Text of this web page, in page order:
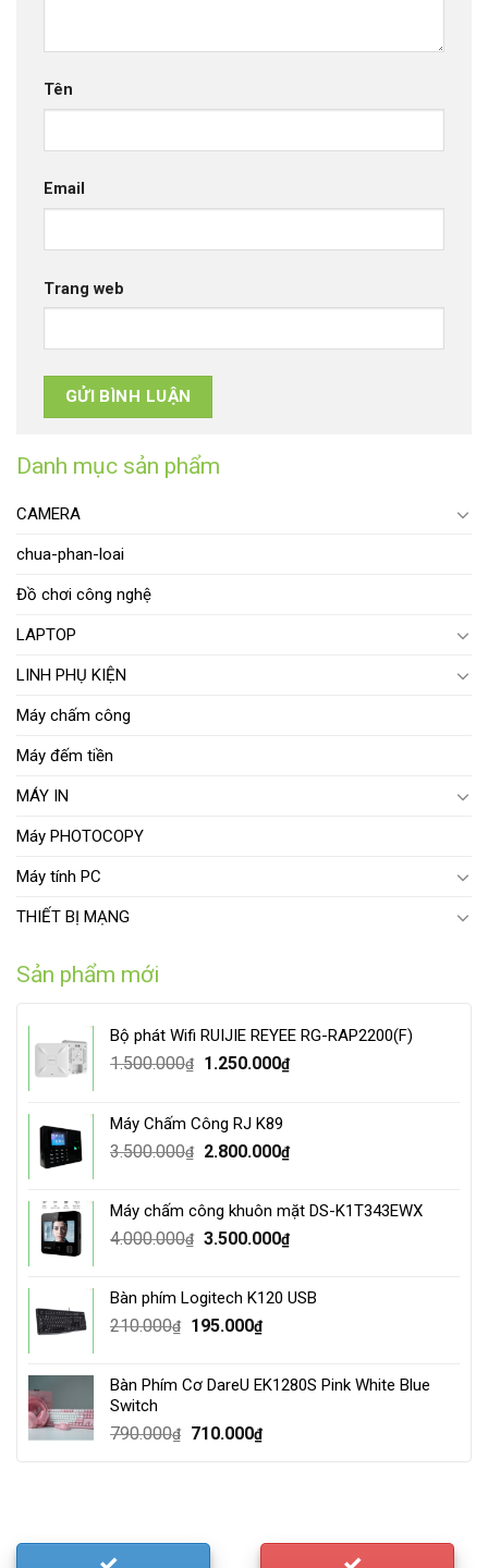
Danh mục sản phẩm
CAMERA
chua-phan-loai
Đồ chơi công nghệ
LAPTOP
LINH PHỤ KIỆN
Máy chấm công
Máy đếm tiền
MÁY IN
Máy PHOTOCOPY
Máy tính PC
THIẾT BỊ MẠNG
Sản phẩm mới
Bộ phát Wifi RUIJIE REYEE RG-RAP2200(F)
1.500.000₫
Original
1.500.000₫.
1.250.000₫Current
Máy Chấm Công RJ K89
3.500.000₫
Original
3.500.000₫.
2.800.000₫Current
2.800.000₫.
Máy chấm công khuôn mặt DS-K1T343EWX
4.000.000₫ Original
4.000.000₫.
3.500.000₫Current
3.500.000₫.
Bàn phím Logitech K120 USB
210.000₫
Original
210.000₫.
195.000₫Current
195.000₫.
Bàn Phím Cơ DareU EK1280S Pink White Blue
Switch
790.000₫
Original
710.000₫Current
Tên
Email
Trang web